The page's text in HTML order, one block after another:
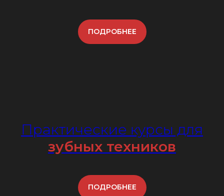
ПОДРОБНЕЕ
Практические курсы для
зубных техников
ПОДРОБНЕЕ